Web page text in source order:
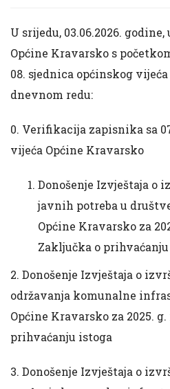
U srijedu, 03.06.2026.
Općine Kravarsko s
08. sjednica općinskog
dnevnom redu:
0. Verifikacija zapisnika sa
vijeća Općine Kravarsko
Donošenje Izvještaja o
javnih potreba u
Općine Kravarsko za
Zaključka o
2. Donošenje Izvještaja o
održavanja komunalne
Općine Kravarsko za 2025.
prihvaćanju istoga
3. Donošenje Izvještaja o